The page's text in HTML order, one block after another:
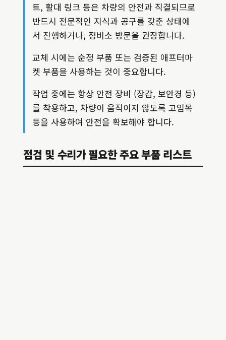
트, 활대 링크 등은 차량의 안전과 직결되므로
반드시 전문적인 지식과 공구를 갖춘 상태에
서 진행하거나, 정비소 방문을 권장합니다.
교체 시에는 순정 부품 또는 검증된 애프터마
켓 부품을 사용하는 것이 중요합니다.
작업 중에는 항상 안전 장비 (장갑, 보안경 등)
를 착용하고, 차량이 움직이지 않도록 고임목
등을 사용하여 안전을 확보해야 합니다.
점검 및 수리가 필요한 주요 부품 리스트